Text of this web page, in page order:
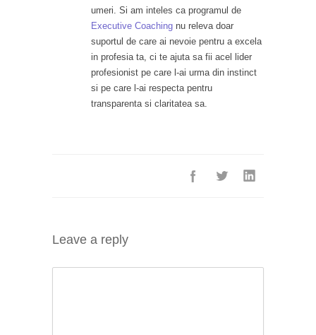
umeri. Si am inteles ca programul de
Executive Coaching nu releva doar
suportul de care ai nevoie pentru a excela
in profesia ta, ci te ajuta sa fii acel lider
profesionist pe care l-ai urma din instinct
si pe care l-ai respecta pentru
transparenta si claritatea sa.
Leave a reply